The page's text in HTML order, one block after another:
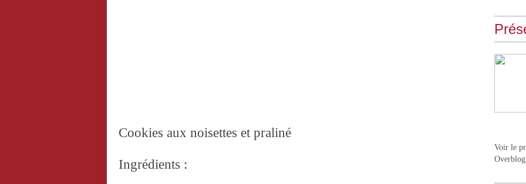
Cookies aux noisettes et praliné
Ingrédients :
Voir le
Overblog